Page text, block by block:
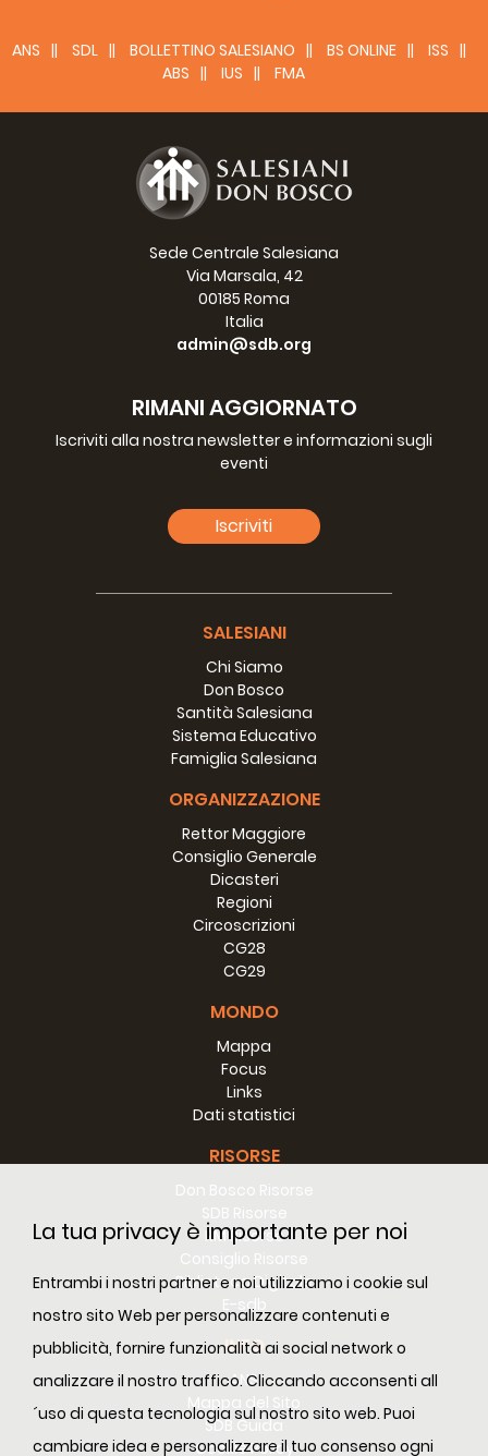
La tua privacy è importante per noi
Entrambi i nostri partner e noi utilizziamo i cookie sul
nostro sito Web per personalizzare contenuti e
pubblicità, fornire funzionalità ai social network o
analizzare il nostro traffico. Cliccando acconsenti all
´uso di questa tecnologia sul nostro sito web. Puoi
cambiare idea e personalizzare il tuo consenso ogni
ANS SDL BOLLETTINO SALESIANO BS ONLINE
ISS
ABS
IUS FMA
Sede Centrale Salesiana
Via Marsala, 42
00185 Roma
Italia
admin@sdb.org
RIMANI AGGIORNATO
Iscriviti alla nostra newsletter e informazioni sugli
eventi
Iscriviti
SALESIANI
Chi Siamo
Don Bosco
Santità Salesiana
Sistema Educativo
Famiglia Salesiana
ORGANIZZAZIONE
Rettor Maggiore
Consiglio Generale
Dicasteri
Regioni
Circoscrizioni
CG28
CG29
MONDO
Mappa
Focus
Links
Dati statistici
RISORSE
RM Risorse
Biblioteca Digitale
E-sdb
INFO
ANS
Mappa del Sito
SDB Guida
Cookie Policy